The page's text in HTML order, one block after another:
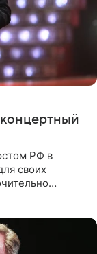
РФ в
своих